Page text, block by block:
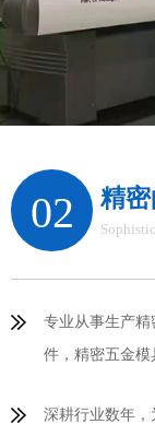
02 精
专业从事生产
件，精密五金模
深耕行业数年